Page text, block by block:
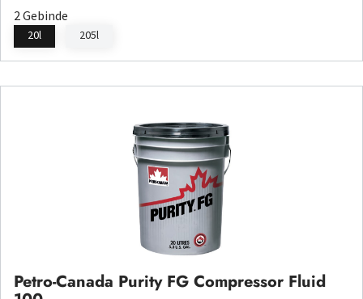
2 Gebinde
20l 205l
Petro-Canada Purity FG Compressor Fluid